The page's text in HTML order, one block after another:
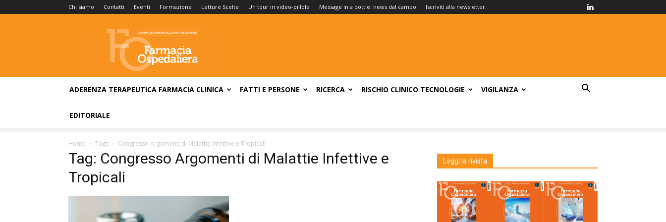
Chi siamo Contatti Eventi Formazione Letture Scelte Un tour in video-pillole Message in a bottle: news dal campo Iscriviti alla newsletter
Farmacia
Ospedaliera
ADERENZA TERAPEUTICA FARMACIA CLINICA FATTI E PERSONE RICERCA RISCHIO CLINICO TECNOLOGIE VIGILANZA
EDITORIALE
Home Tags Congresso Argomenti di Malattie Infettive e Tropicali
Tag: Congresso Argomenti di Malattie Infettive e
Tropicali
Leggi la rivista